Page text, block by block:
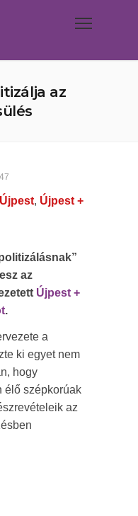
az
Újpest, Újpest +
az
Újpest +
.
a
ki egyet nem
hogy
élő szépkorúak
az